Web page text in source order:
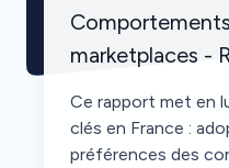
marketplaces -
Ce rapport met en
clés en France :
préférences des